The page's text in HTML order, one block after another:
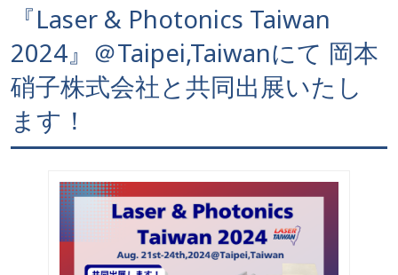
『Laser & Photonics Taiwan
2024』＠Taipei,Taiwanにて 岡本
硝子株式会社と共同出展いたし
ます！